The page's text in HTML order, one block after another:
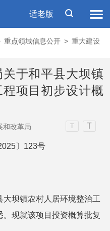
适老版
重点领域信息公开 > 重大建设
于和平县大坝镇
项目初步设计概
和改革局 T T
〕123号
坝镇农村人居环境整治工
现就该项目投资概算批复